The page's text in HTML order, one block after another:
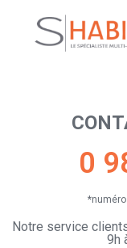
0
*numéro
Notre service
9h